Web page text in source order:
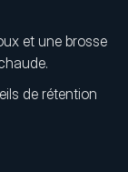
et une brosse
de rétention